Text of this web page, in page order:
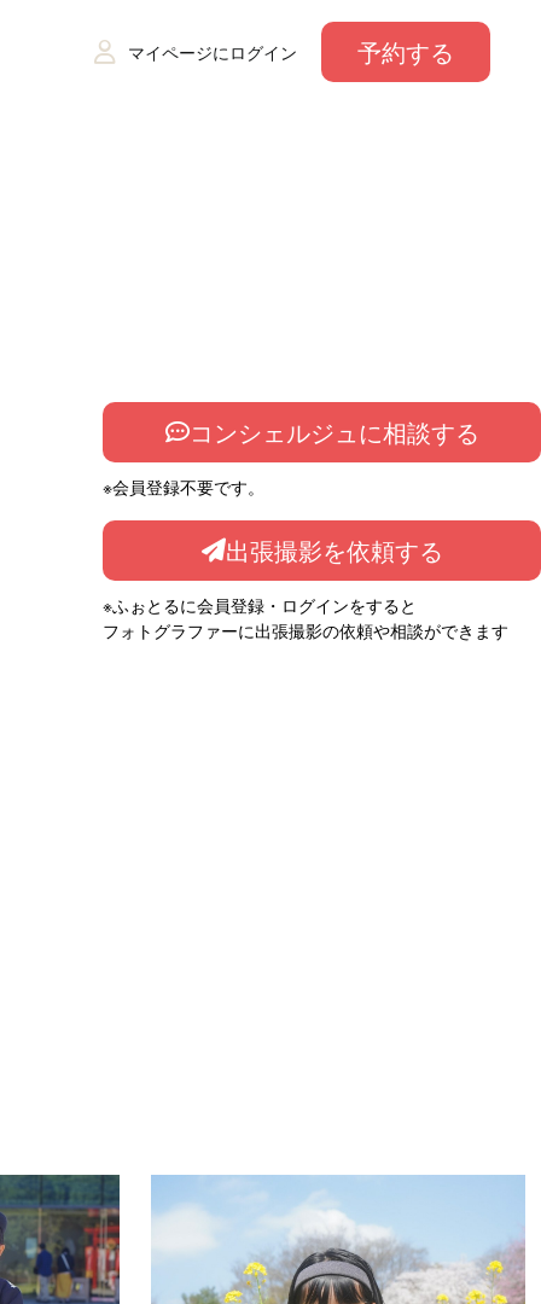
マイページにログイン 予約する
コンシェルジュに相談する
※会員登録不要です。
出張撮影を依頼する
※ふぉとるに会員登録・ログインをすると
フォトグラファーに出張撮影の依頼や相談ができます